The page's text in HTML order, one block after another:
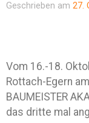
Geschrieben am 27.
Vom 16.-18.
Rottach-Egern
BAUMEISTER
das dritte mal